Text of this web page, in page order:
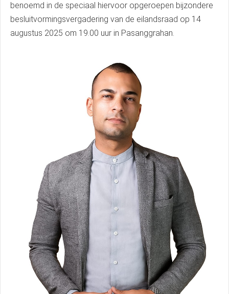
benoemd in de speciaal hiervoor opgeroepen bijzondere
besluitvormingsvergadering van de eilandsraad op 14
augustus 2025 om 19.00 uur in Pasanggrahan.